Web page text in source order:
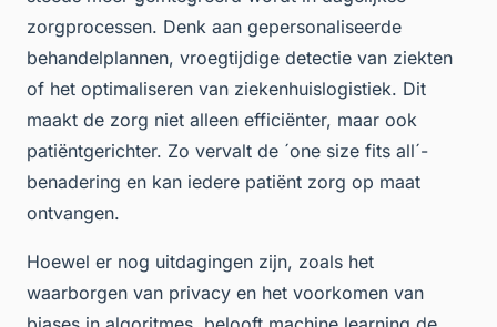
zorgprocessen. Denk aan gepersonaliseerde
behandelplannen, vroegtijdige detectie van ziekten
of het optimaliseren van ziekenhuislogistiek. Dit
maakt de zorg niet alleen efficiënter, maar ook
patiëntgerichter. Zo vervalt de ´one size fits all´-
benadering en kan iedere patiënt zorg op maat
ontvangen.
Hoewel er nog uitdagingen zijn, zoals het
waarborgen van privacy en het voorkomen van